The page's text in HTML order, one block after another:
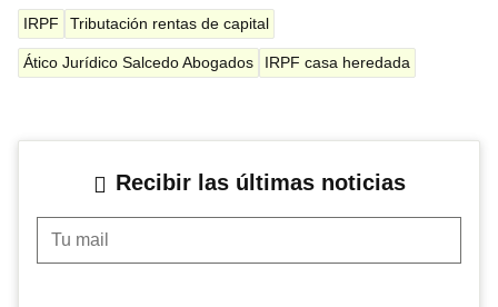
IRPF Tributación rentas de capital
Ático Jurídico Salcedo Abogados IRPF casa heredada
Recibir las últimas noticias
Tu mail